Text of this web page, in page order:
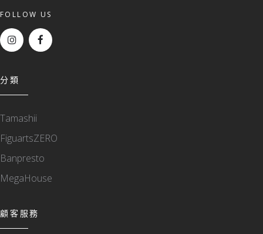
FOLLOW US
分類
Tamashii
FiguartsZERO
Banpresto
MegaHouse
顧客服務